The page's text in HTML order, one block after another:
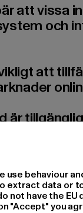
att vissa
och
att
är
use behaviour
extract data or
not have the EU
"Accept" you